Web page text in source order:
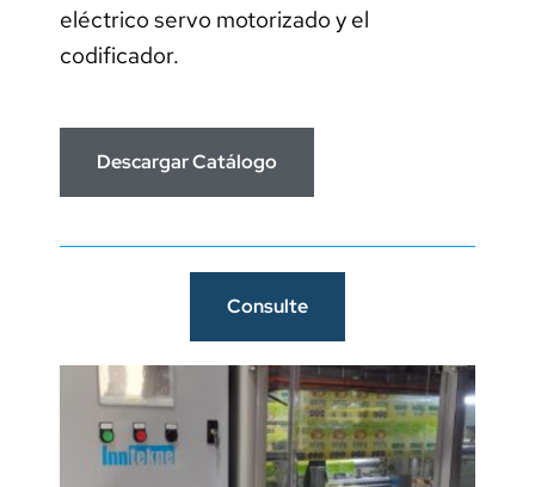
eléctrico servo motorizado y el
codificador.
Descargar Catálogo
Consulte